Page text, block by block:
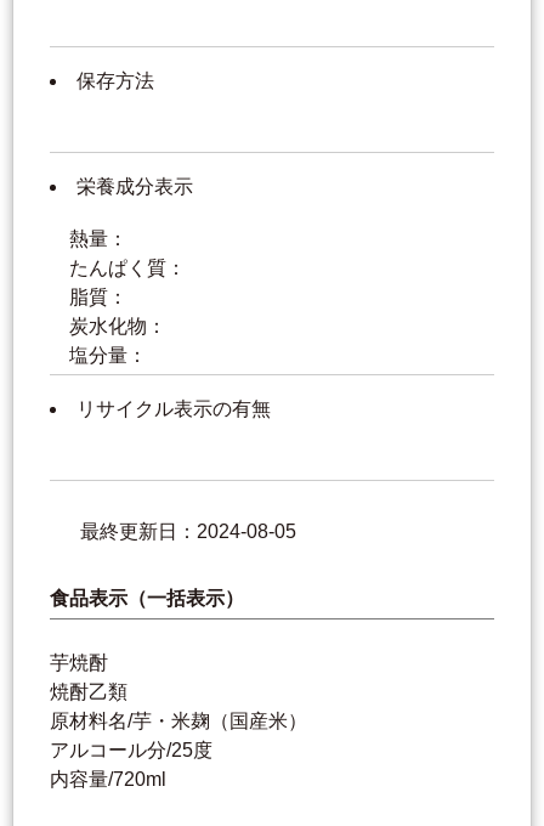
保存方法
栄養成分表示
熱量：
たんぱく質：
脂質：
炭水化物：
塩分量：
リサイクル表示の有無
最終更新日：2024-08-05
食品表示（一括表示）
芋焼酎
焼酎乙類
原材料名/芋・米麹（国産米）
アルコール分/25度
内容量/720ml